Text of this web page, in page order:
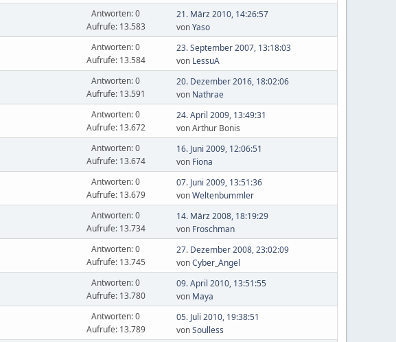
Antworten: 0
Aufrufe: 13.583
21. März 2010, 14:26:57
vonYaso
Antworten: 0
Aufrufe: 13.584
23. September 2007, 13:18:03
von LessuA
Antworten: 0
Aufrufe: 13.591
20. Dezember 2016, 18:02:06
von Nathrae
Antworten: 0
Aufrufe: 13.672
24. April 2009, 13:49:31
von Arthur Bonis
Antworten: 0
Aufrufe: 13.674
16. Juni 2009, 12:06:51
von Fiona
Antworten: 0
Aufrufe: 13.679
07. Juni 2009, 13:51:36
vonWeltenbummler
Antworten: 0
Aufrufe: 13.734
14. März 2008, 18:19:29
von Froschman
Antworten: 0
Aufrufe: 13.745
27. Dezember 2008, 23:02:09
vonCyber_Angel
Antworten: 0
Aufrufe: 13.780
09. April 2010, 13:51:55
von Maya
Antworten: 0
Aufrufe: 13.789
05. Juli 2010, 19:38:51
vonSoulless